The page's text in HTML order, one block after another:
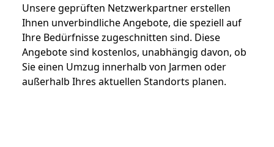
Unsere geprüften Netzwerkpartner erstellen
Ihnen unverbindliche Angebote, die speziell auf
Ihre Bedürfnisse zugeschnitten sind. Diese
Angebote sind kostenlos, unabhängig davon, ob
Sie einen Umzug innerhalb von Jarmen oder
außerhalb Ihres aktuellen Standorts planen.